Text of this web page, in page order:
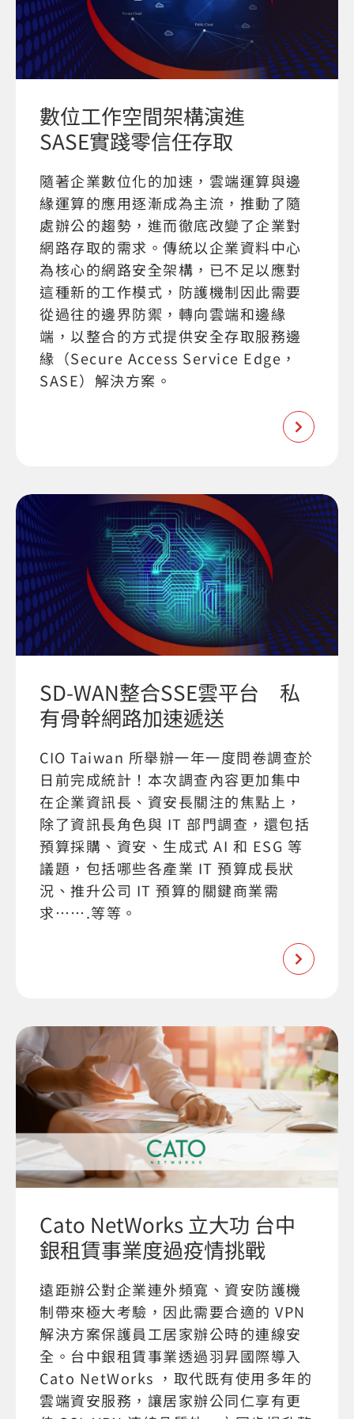
數位工作空間架構演進
SASE實踐零信任存取
隨著企業數位化的加速，雲端運算與邊
緣運算的應用逐漸成為主流，推動了隨
處辦公的趨勢，進而徹底改變了企業對
網路存取的需求。傳統以企業資料中心
為核心的網路安全架構，已不足以應對
這種新的工作模式，防護機制因此需要
從過往的邊界防禦，轉向雲端和邊緣
端，以整合的方式提供安全存取服務邊
緣（Secure Access Service Edge，
SASE）解決方案。
SD-WAN整合SSE雲平台 私
有骨幹網路加速遞送
CIO Taiwan 所舉辦一年一度問卷調查於
日前完成統計！本次調查內容更加集中
在企業資訊長、資安長關注的焦點上，
除了資訊長角色與 IT 部門調查，還包括
預算採購、資安、生成式 AI 和 ESG 等
議題，包括哪些各產業 IT 預算成長狀
況、推升公司 IT 預算的關鍵商業需
求…….等等。
Cato NetWorks 立大功 台中
銀租賃事業度過疫情挑戰
遠距辦公對企業連外頻寬、資安防護機
制帶來極大考驗，因此需要合適的 VPN
解決方案保護員工居家辦公時的連線安
全。台中銀租賃事業透過羽昇國際導入
Cato NetWorks ，取代既有使用多年的
雲端資安服務，讓居家辦公同仁享有更